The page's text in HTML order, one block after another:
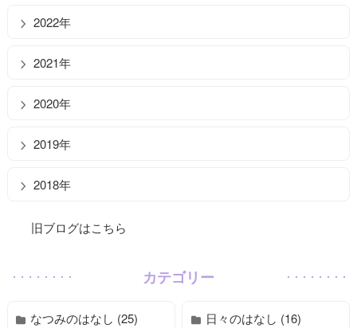
2022年
2021年
2020年
2019年
2018年
旧ブログはこちら
カテゴリー
なつみのはなし (25) 日々のはなし (16)